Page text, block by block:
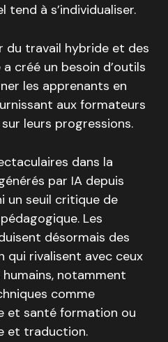
tend à s’individualiser.
du travail hybride et des
créé un besoin d’outils
les apprenants en
aux formateurs
leurs progressions.
dans la
par IA depuis
un seuil critique de
Les
désormais des
rivalisent avec ceux
notamment
comme
et santé formation ou
et traduction.